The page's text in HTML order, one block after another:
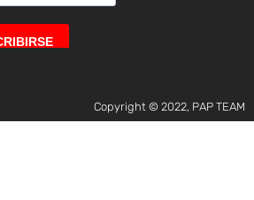
Copyright © 2022, PAP TEAM